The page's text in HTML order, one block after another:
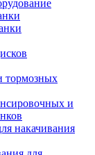
тормозных
и
накачивания